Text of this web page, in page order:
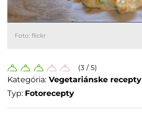
Foto: flickr
(3 / 5)
Kategória: Vegetariánske recepty
Typ: Fotorecepty